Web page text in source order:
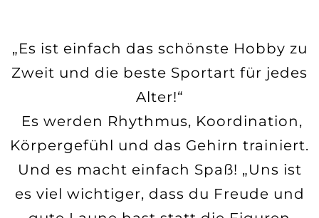
„Es ist einfach das schönste Hobby zu
Zweit und die beste Sportart für jedes
Alter!“
Es werden Rhythmus, Koordination,
Körpergefühl und das Gehirn trainiert.
Und es macht einfach Spaß! „Uns ist
es viel wichtiger, dass du Freude und